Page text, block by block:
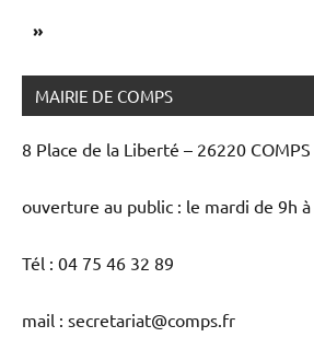
Articles
»
MAIRIE DE COMPS
8 Place de la Liberté – 26220 COMPS
ouverture au public : le mardi de 9h
Tél : 04 75 46 32 89
mail : secretariat@comps.fr